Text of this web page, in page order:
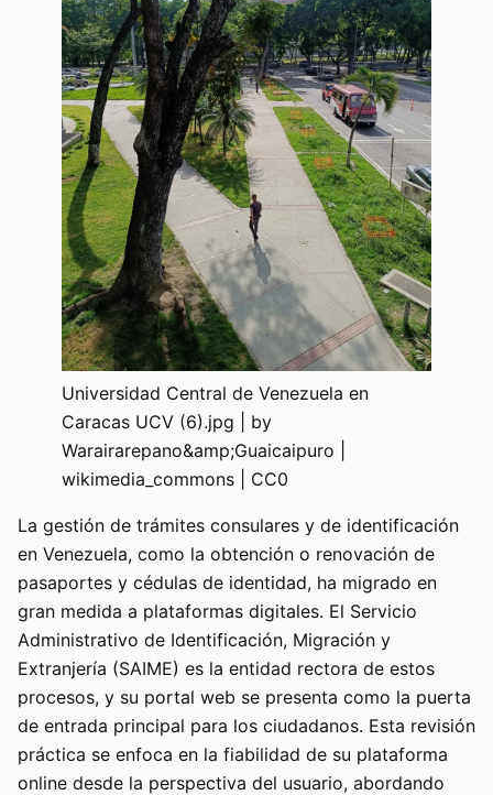
Universidad Central de Venezuela en
Caracas UCV (6).jpg | by
Warairarepano&amp;Guaicaipuro |
wikimedia_commons | CC0
La gestión de trámites consulares y de identificación
en Venezuela, como la obtención o renovación de
pasaportes y cédulas de identidad, ha migrado en
gran medida a plataformas digitales. El Servicio
Administrativo de Identificación, Migración y
Extranjería (SAIME) es la entidad rectora de estos
procesos, y su portal web se presenta como la puerta
de entrada principal para los ciudadanos. Esta revisión
práctica se enfoca en la fiabilidad de su plataforma
online desde la perspectiva del usuario, abordando